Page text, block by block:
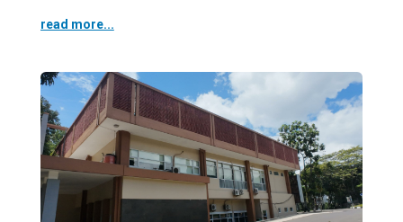
read more...